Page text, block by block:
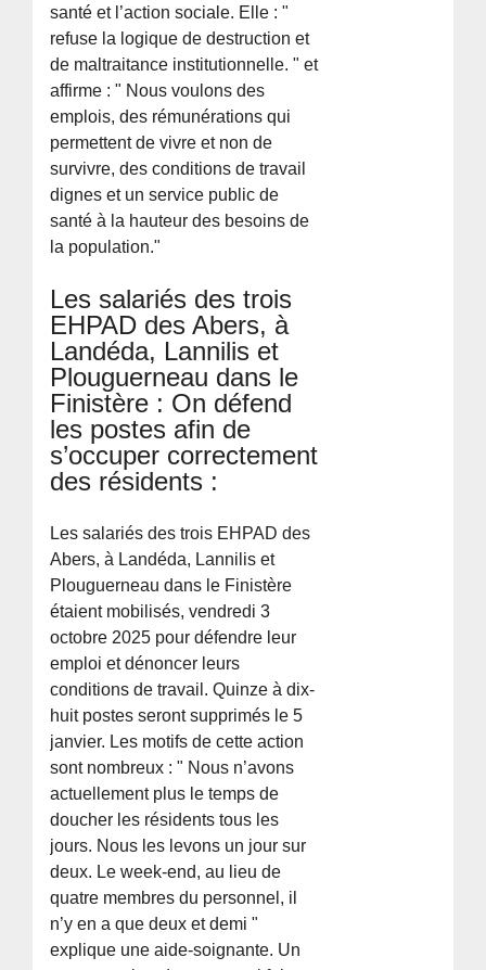
santé et l’action sociale. Elle : "
refuse la logique de destruction et
de maltraitance institutionnelle. " et
affirme : " Nous voulons des
emplois, des rémunérations qui
permettent de vivre et non de
survivre, des conditions de travail
dignes et un service public de
santé à la hauteur des besoins de
la population."
Les salariés des trois
EHPAD des Abers, à
Landéda, Lannilis et
Plouguerneau dans le
Finistère : On défend
les postes afin de
s’occuper correctement
des résidents :
Les salariés des trois EHPAD des
Abers, à Landéda, Lannilis et
Plouguerneau dans le Finistère
étaient mobilisés, vendredi 3
octobre 2025 pour défendre leur
emploi et dénoncer leurs
conditions de travail. Quinze à dix-
huit postes seront supprimés le 5
janvier. Les motifs de cette action
sont nombreux : " Nous n’avons
actuellement plus le temps de
doucher les résidents tous les
jours. Nous les levons un jour sur
deux. Le week-end, au lieu de
quatre membres du personnel, il
n’y en a que deux et demi "
explique une aide-soignante. Un